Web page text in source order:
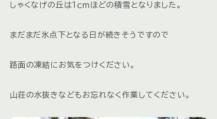
しゃくなげの丘は１ｃｍほどの積雪となりました。
まだまだ氷点下となる日が続きそうですので
路面の凍結にお気をつけください。
山荘の水抜きなどもお忘れなく作業してください。